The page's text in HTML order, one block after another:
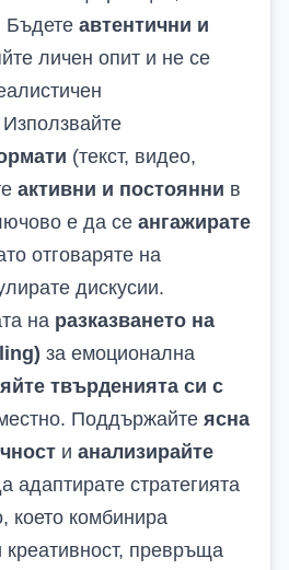
Бъдете автентични и
личен опит и не се
(текст, видео,
активни и постоянни в
е да се ангажирате
отговаряте на
дискусии.
на разказването на
за емоционална
твърденията си с
Поддържайте ясна
и анализирайте
адаптирате стратегията
което комбинира
превръща